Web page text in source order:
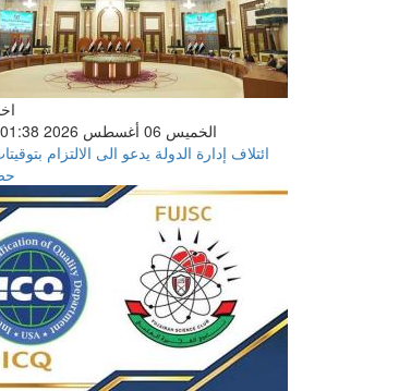
الخميس 06 أغسطس 2026 01:38 صباحاً
ائتلاف إدارة الدولة يدعو الى الالتزام